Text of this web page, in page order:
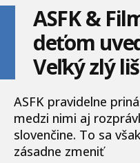
ASFK &
deťom
Veľký zlý
ASFK pravidelne
medzi nimi aj
slovenčine. To sa
zásadne zmeniť